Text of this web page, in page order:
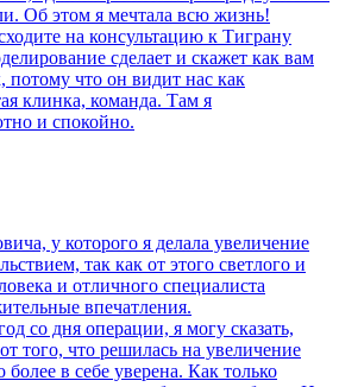
Об этом я мечтала всю жизнь!
на консультацию к Тиграну
сделает и скажет как вам
потому что он видит нас как
клинка, команда. Там я
и спокойно.
у которого я делала увеличение
так как от этого светлого и
и отличного специалиста
впечатления.
со дня операции, я могу сказать,
того, что решилась на увеличение
в себе уверена. Как только